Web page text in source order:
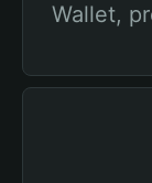
Wallet,